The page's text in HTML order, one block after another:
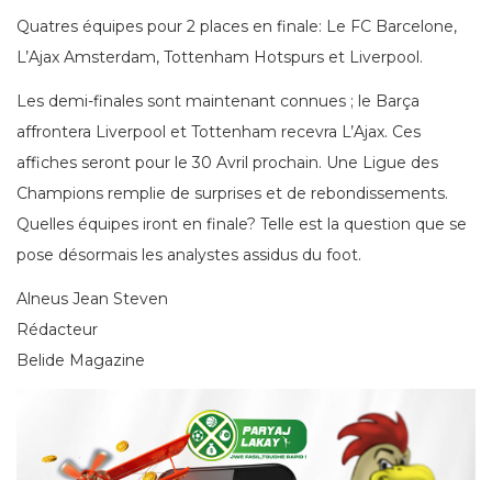
Quatres équipes pour 2 places en finale: Le FC Barcelone,
L’Ajax Amsterdam, Tottenham Hotspurs et Liverpool.
Les demi-finales sont maintenant connues ; le Barça
affrontera Liverpool et Tottenham recevra L’Ajax. Ces
affiches seront pour le 30 Avril prochain. Une Ligue des
Champions remplie de surprises et de rebondissements.
Quelles équipes iront en finale? Telle est la question que se
pose désormais les analystes assidus du foot.
Alneus Jean Steven
Rédacteur
Belide Magazine